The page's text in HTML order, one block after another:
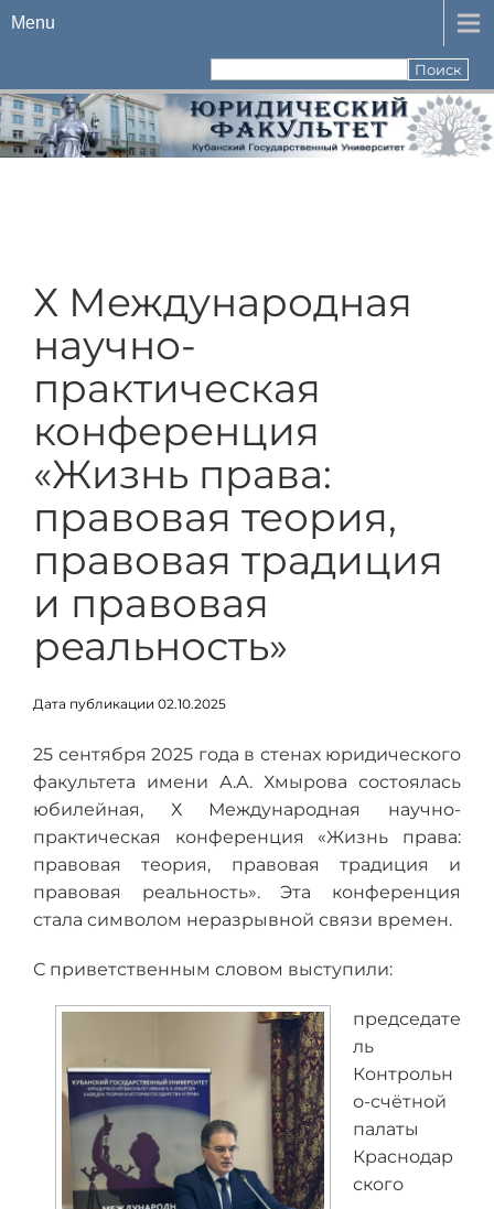
Menu
Х Международная
научно-
практическая
конференция
«Жизнь права:
правовая теория,
правовая традиция
и правовая
реальность»
Дата публикации 02.10.2025
25 сентября 2025 года в стенах юридического
факультета имени А.А. Хмырова состоялась
юбилейная, Х Международная научно-
практическая конференция «Жизнь права:
правовая теория, правовая традиция и
правовая реальность». Эта конференция
стала символом неразрывной связи времен.
С приветственным словом выступили:
председате
ль
Контрольн
о-счётной
палаты
Краснодар
ского